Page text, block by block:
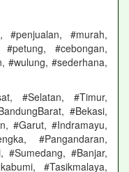
#penjualan, #murah,
#cebongan,
#wulung, #sederhana,
#Selatan, #Timur,
#Bekasi,
#Garut, #Indramayu,
#Pangandaran,
#Sumedang, #Banjar,
#Tasikmalaya,